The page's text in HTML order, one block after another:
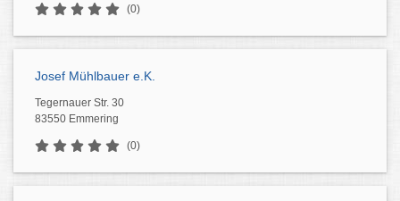
(0)
Josef Mühlbauer e.K.
Tegernauer Str. 30
83550 Emmering
(0)